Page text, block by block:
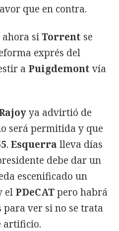
que en contra.
ahora siTorrent se
exprés del
a Puigdemontvía
ya advirtió de
será permitida y que
. Esquerra lleva días
debe dar un
escenificado un
el PDeCATpero habrá
para ver si no se trata
artificio.